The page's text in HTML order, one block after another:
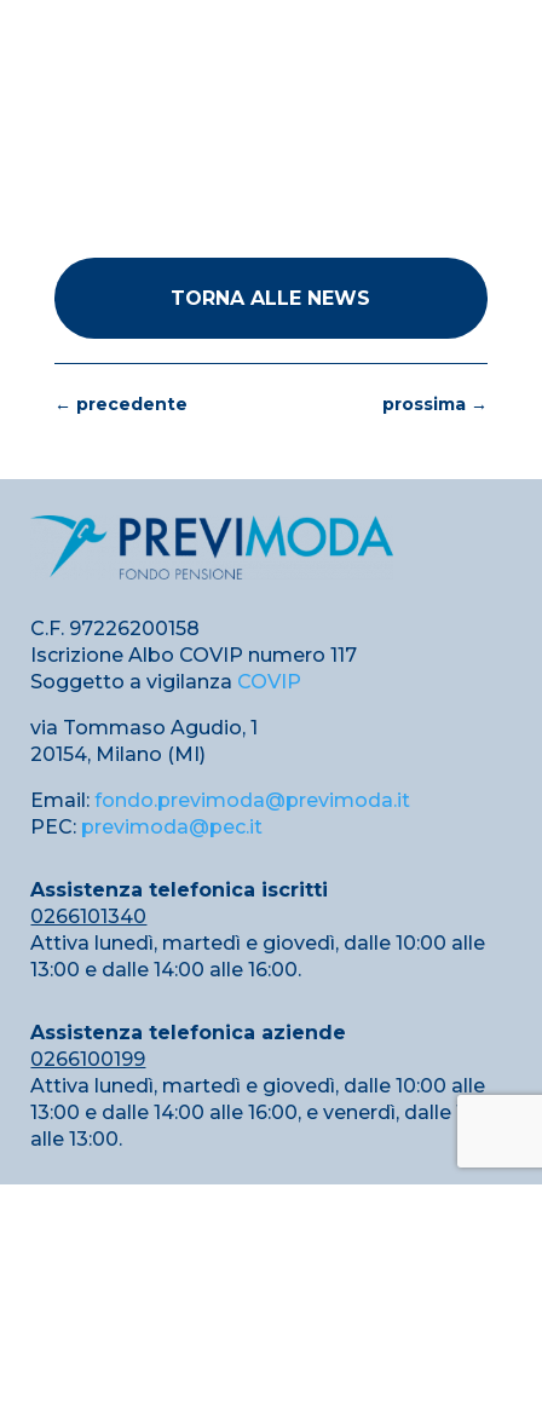
TORNA ALLE NEWS
← precedente prossima →
C.F. 97226200158
Iscrizione Albo COVIP numero 117
Soggetto a vigilanza COVIP
via Tommaso Agudio, 1
20154, Milano (MI)
Email:fondo.previmoda@previmoda.it
PEC: previmoda@pec.it
Assistenza telefonica iscritti
0266101340
Attiva lunedì, martedì e giovedì, dalle 10:00 alle
13:00 e dalle 14:00 alle 16:00.
Assistenza telefonica aziende
0266100199
Attiva lunedì, martedì e giovedì, dalle 10:00 alle
13:00 e dalle 14:00 alle 16:00, e venerdì, dalle 10:00
alle 13:00.